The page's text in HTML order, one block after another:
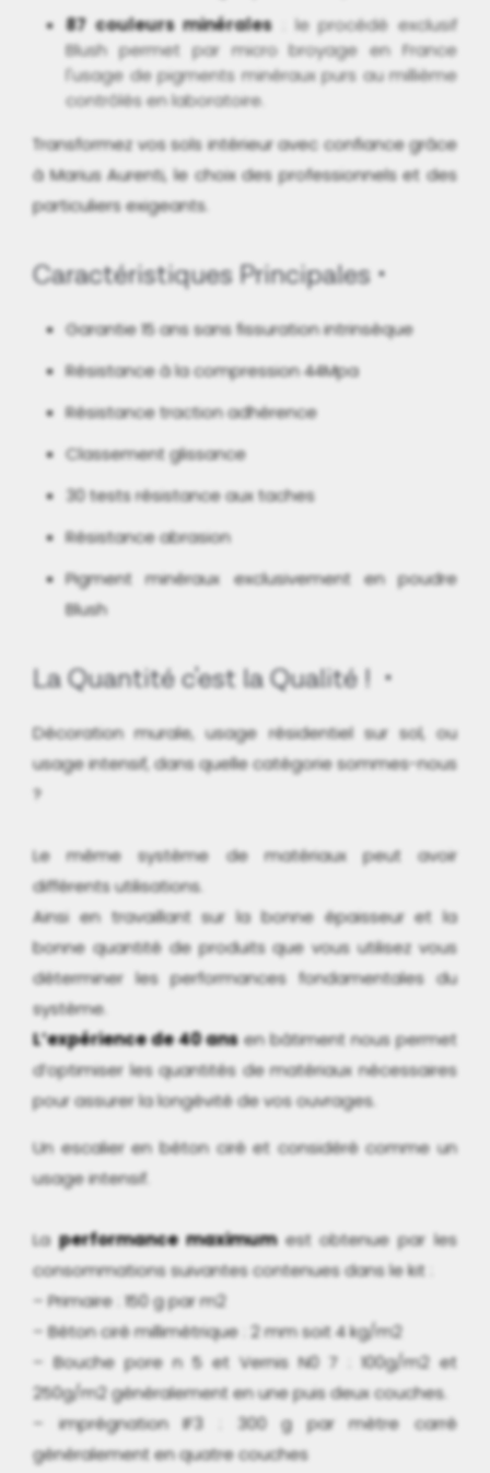
87 couleurs minérales: le procédé exclusif
Blush permet par micro broyage en France
l'usage de pigments minéraux purs au millième
contrôlés en laboratoire.
Transformez vos sols intérieur avec confiance grâce
à Marius Aurenti, le choix des professionnels et des
particuliers exigeants.
Caractéristiques Principales
Garantie 15 ans sans fissuration intrinsèque
Résistance à la compression 44Mpa
Résistance traction adhérence
Classement glissance
30 tests résistance aux taches
Résistance abrasion
Pigment minéraux exclusivement en poudre
Blush
La Quantité c'est la Qualité !
Décoration murale, usage résidentiel sur sol, ou
usage intensif, dans quelle catégorie sommes-nous
?
Le même système de matériaux peut avoir
différents utilisations.
Ainsi en travaillant sur la bonne épaisseur et la
bonne quantité de produits que vous utilisez vous
déterminer les performances fondamentales du
système.
L’expérience de 40 ansen bâtiment nous permet
d’optimiser les quantités de matériaux nécessaires
pour assurer la longévité de vos ouvrages.
Un escalier en béton ciré et considéré comme un
usage intensif.
Laperformance maximumest obtenue par les
consommations suivantes contenues dans le kit :
– Primaire : 150 g par m2
– Béton ciré millimétrique : 2 mm soit 4 kg/m2
– Bouche pore n 5 et Vernis N0 7 : 100g/m2 et
250g/m2 généralement en une puis deux couches.
– imprégnation IF3 : 300 g par mètre carré
généralement en quatre couches